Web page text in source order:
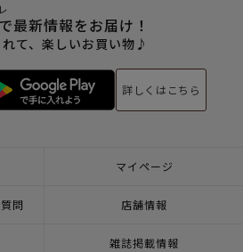
最新情報をお届け！
て、楽しいお買い物♪
詳しくはこちら
マイページ
問 店舗情報
雑誌掲載情報